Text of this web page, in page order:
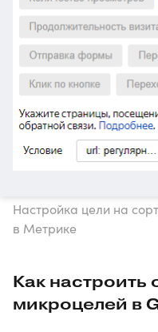
Настройка цели на
в Метрике
Как настроить
микроцелей в